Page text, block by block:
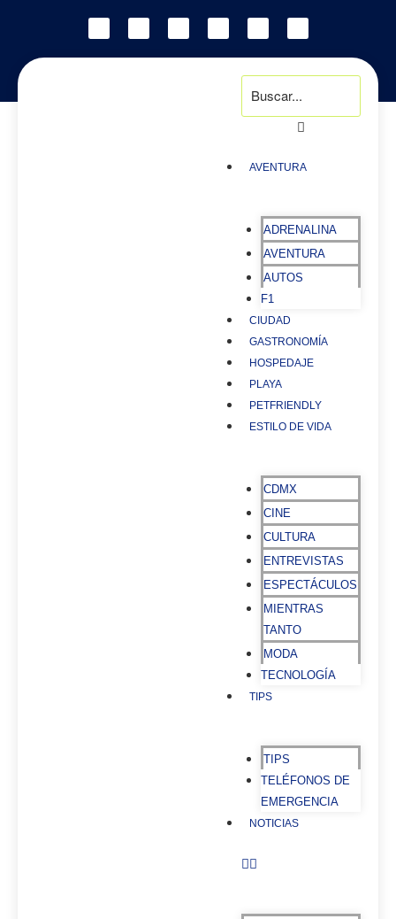
AVENTURA
ADRENALINA
AVENTURA
AUTOS
F1
CIUDAD
GASTRONOMÍA
HOSPEDAJE
PLAYA
PETFRIENDLY
ESTILO DE VIDA
CDMX
CINE
CULTURA
ENTREVISTAS
ESPECTÁCULOS
MIENTRAS
TANTO
MODA
TECNOLOGÍA
TIPS
TIPS
TELÉFONOS DE
EMERGENCIA
NOTICIAS